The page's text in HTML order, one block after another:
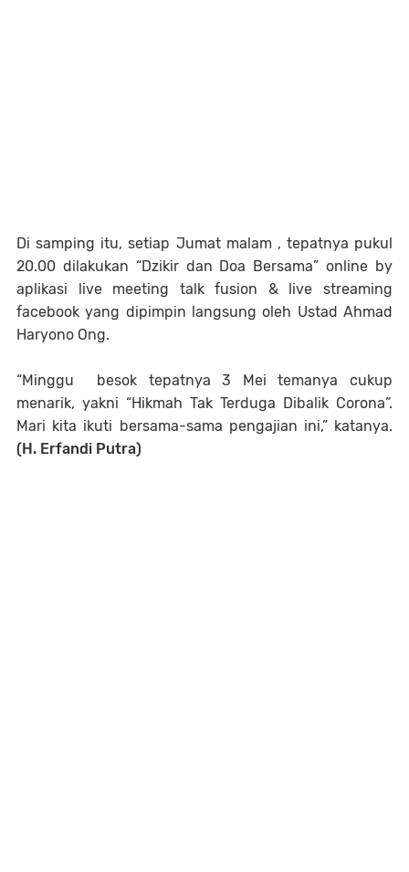
Di samping itu, setiap Jumat malam , tepatnya pukul
20.00 dilakukan “Dzikir dan Doa Bersama” online by
aplikasi live meeting talk fusion & live streaming
facebook yang dipimpin langsung oleh Ustad Ahmad
Haryono Ong.
“Minggu besok tepatnya 3 Mei temanya cukup
menarik, yakni “Hikmah Tak Terduga Dibalik Corona”.
Mari kita ikuti bersama-sama pengajian ini,” katanya.
(H. Erfandi Putra)